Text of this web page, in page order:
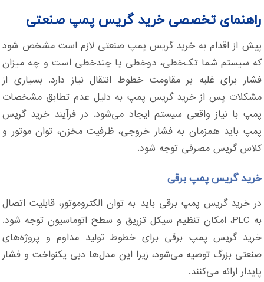
راهنمای تخصصی خرید گریس پمپ صنعتی
پیش از اقدام به خرید گریس پمپ صنعتی لازم است مشخص شود
که سیستم شما تک‌خطی، دوخطی یا چندخطی است و چه میزان
فشار برای غلبه بر مقاومت خطوط انتقال نیاز دارد. بسیاری از
مشکلات پس از خرید گریس پمپ به دلیل عدم تطابق مشخصات
پمپ با نیاز واقعی سیستم ایجاد می‌شود. در فرآیند خرید گریس
پمپ باید همزمان به فشار خروجی، ظرفیت مخزن، توان موتور و
کلاس گریس مصرفی توجه شود.
خرید گریس پمپ برقی
در خرید گریس پمپ برقی باید به توان الکتروموتور، قابلیت اتصال
به PLC، امکان تنظیم سیکل تزریق و سطح اتوماسیون توجه شود.
خرید گریس پمپ برقی برای خطوط تولید مداوم و پروژه‌های
صنعتی بزرگ توصیه می‌شود، زیرا این مدل‌ها دبی یکنواخت و فشار
پایدار ارائه می‌کنند.